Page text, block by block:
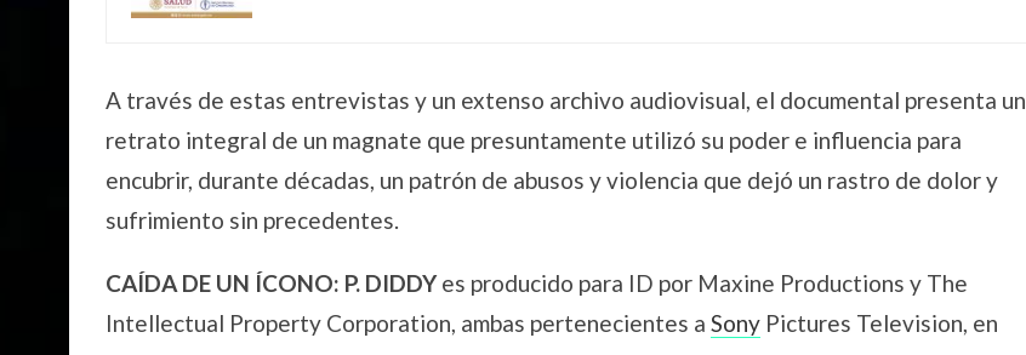
A través de estas entrevistas y un extenso archivo audiovisual, el documental presenta un
retrato integral de un magnate que presuntamente utilizó su poder e influencia para
encubrir, durante décadas, un patrón de abusos y violencia que dejó un rastro de dolor y
sufrimiento sin precedentes.
CAÍDA DE UN ÍCONO: P. DIDDYes producido para ID por Maxine Productions y The
Intellectual Property Corporation, ambas pertenecientes a Sony Pictures Television, en